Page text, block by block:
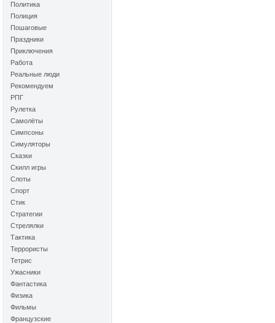
Политика
Полиция
Пошаговые
Праздники
Приключения
Работа
Реальные люди
Рекомендуем
РПГ
Рулетка
Самолёты
Симпсоны
Симуляторы
Сказки
Скилл игры
Слоты
Спорт
Стик
Стратегии
Стрелялки
Тактика
Террористы
Тетрис
Ужасники
Фантастика
Физика
Фильмы
Французские